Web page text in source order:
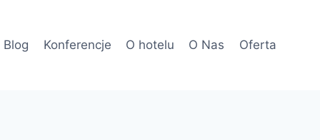
Blog Konferencje O hotelu O Nas Oferta